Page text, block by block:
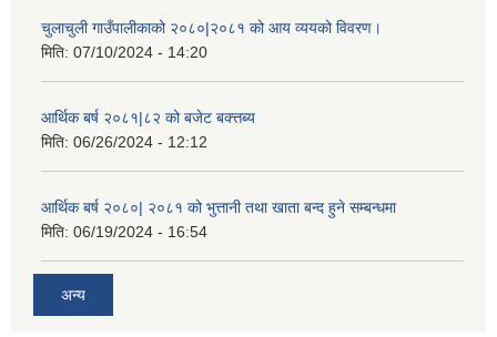
चुलाचुली गाउँपालीकाको २०८०|२०८१ को आय व्ययको विवरण।
मिति: 07/10/2024 - 14:20
आर्थिक बर्ष २०८१|८२ को बजेट बक्त्तब्य
मिति: 06/26/2024 - 12:12
आर्थिक बर्ष २०८०| २०८१ को भुत्तानी तथा खाता बन्द हुने सम्बन्धमा
मिति: 06/19/2024 - 16:54
अन्य